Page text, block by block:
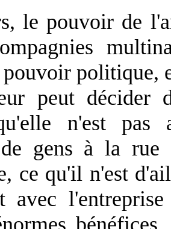
le pouvoir de
politique,
peut décider
n'est pas
de gens à la
ce qu'il n'est
avec